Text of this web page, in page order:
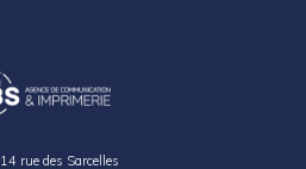
14 rue des Sarcelles